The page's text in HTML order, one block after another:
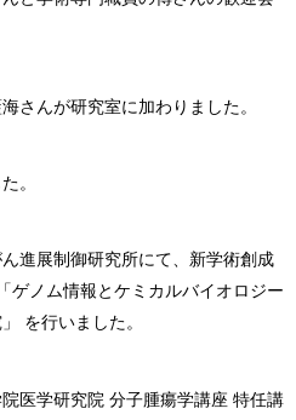
さんが研究室に加わりました。
。
進展制御研究所にて、新学術創成
ゲノム情報とケミカルバイオロジー
を行いました。
医学研究院 分子腫瘍学講座 特任講